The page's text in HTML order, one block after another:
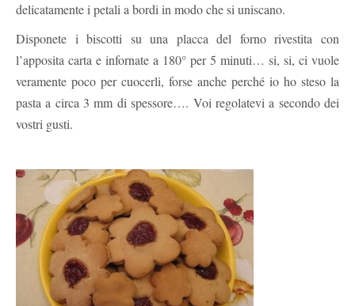
delicatamente i petali a bordi in modo che si uniscano.
Disponete i biscotti su una placca del forno rivestita con
l’apposita carta e infornate a 180° per 5 minuti… si, si, ci vuole
veramente poco per cuocerli, forse anche perché io ho steso la
pasta a circa 3 mm di spessore…. Voi regolatevi a secondo dei
vostri gusti.